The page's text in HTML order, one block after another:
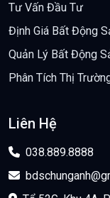
Tư Vấn Đầu Tư
Định Giá Bất Động
Quản Lý Bất Động
Phân Tích Thị
Liên Hệ
038.889.8888